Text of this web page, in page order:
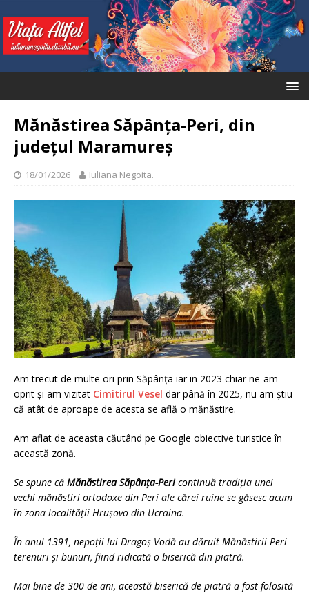
Mănăstirea Săpânța-Peri, din
județul Maramureș
18/01/2026 Iuliana Negoita.
Am trecut de multe ori prin Săpânța iar in 2023 chiar ne-am
oprit și am vizitat Cimitirul Vesel dar până în 2025, nu am știu
că atât de aproape de acesta se află o mănăstire.
Am aflat de aceasta căutând pe Google obiective turistice în
această zonă.
Se spune că Mănăstirea Săpânța-Pericontinuă tradiția unei
vechi mănăstiri ortodoxe din Peri ale cărei ruine se găsesc acum
în zona localității Hrușovo din Ucraina.
În anul 1391, nepoții lui Dragoș Vodă au dăruit Mănăstirii Peri
terenuri și bunuri, fiind ridicată o biserică din piatră.
Mai bine de 300 de ani, această biserică de piatră a fost folosită